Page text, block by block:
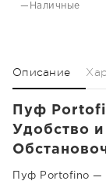
—Наличные
Описание
Пуф
Удобство
Пуф Portofino —